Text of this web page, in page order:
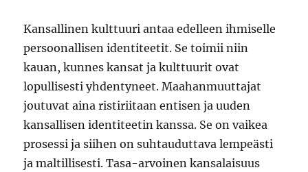
Kansallinen kulttuuri antaa edelleen ihmiselle
persoonallisen identiteetit. Se toimii niin
kauan, kunnes kansat ja kulttuurit ovat
lopullisesti yhdentyneet. Maahanmuuttajat
joutuvat aina ristiriitaan entisen ja uuden
kansallisen identiteetin kanssa. Se on vaikea
prosessi ja siihen on suhtauduttava lempeästi
ja maltillisesti. Tasa-arvoinen kansalaisuus